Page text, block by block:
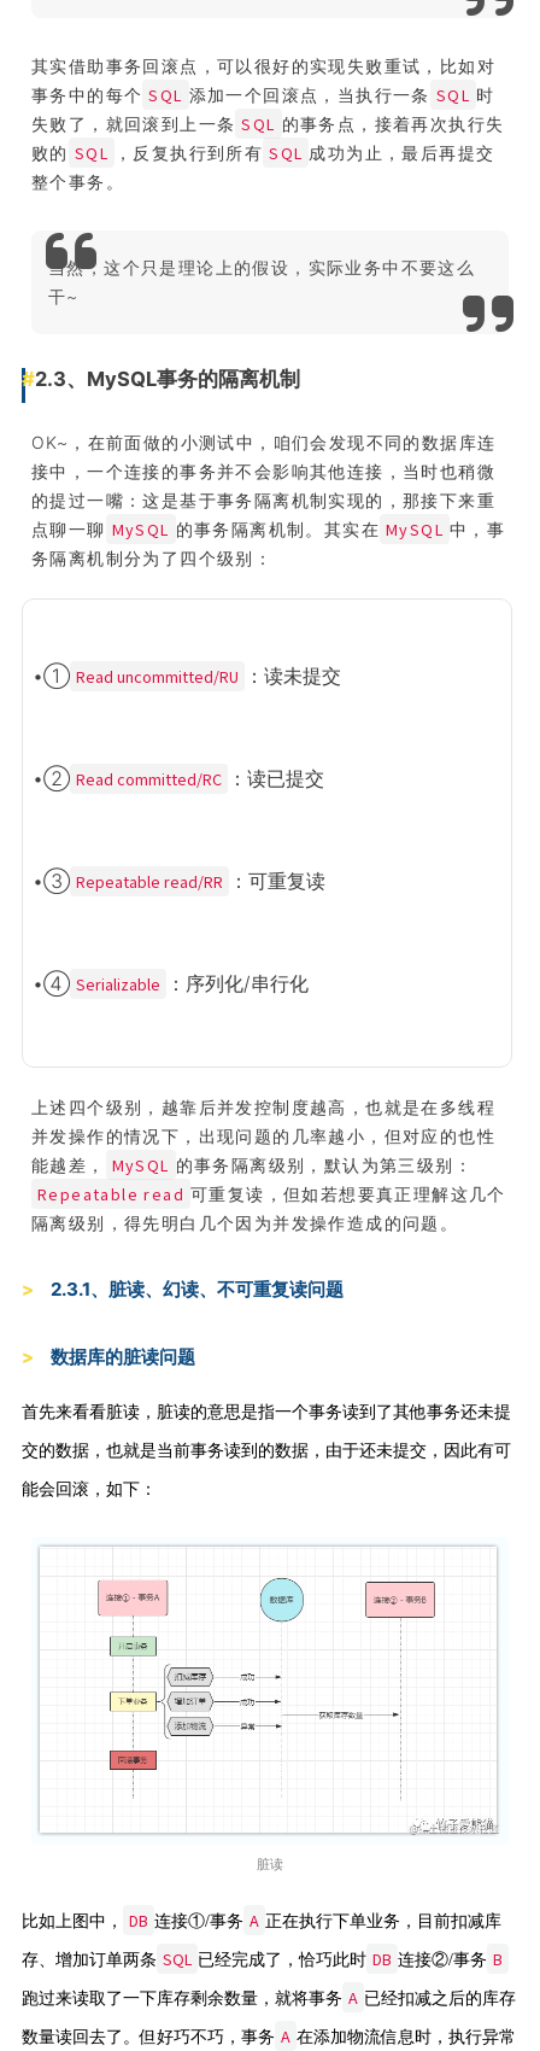
其实借助事务回滚点，可以很好的实现失败重试，比如对
事务中的每个 SQL 添加一个回滚点，当执行一条 SQL
时
失败了，就回滚到上一条 SQL
的事务点，接着再次执行失
败的 SQL ，反复执行到所有 SQL
成功为止，最后再提交
整个事务。
当然，这个只是理论上的假设，实际业务中不要这么
干~
2.3、MySQL事务的隔离机制
OK~，在前面做的小测试中，咱们会发现不同的数据库连
接中，一个连接的事务并不会影响其他连接，当时也稍微
的提过一嘴：这是基于事务隔离机制实现的，那接下来重
点聊一聊 MySQL 的事务隔离机制。其实在 MySQL 中，事
务隔离机制分为了四个级别：
•① Read uncommitted/RU ：读未提交
•② Read committed/RC ：读已提交
•③ Repeatable read/RR ：可重复读
•④ Serializable ：序列化/串行化
上述四个级别，越靠后并发控制度越高，也就是在多线程
并发操作的情况下，出现问题的几率越小，但对应的也性
能越差，
MySQL 的事务隔离级别，默认为第三级别：
Repeatable read 可重复读，但如若想要真正理解这几个
隔离级别，得先明白几个因为并发操作造成的问题。
2.3.1、脏读、幻读、不可重复读问题
数据库的脏读问题
首先来看看脏读，脏读的意思是指一个事务读到了其他事务还未提
交的数据，也就是当前事务读到的数据，由于还未提交，因此有可
能会回滚，如下：
脏读
比如上图中， DB 连接①/事务 A 正在执行下单业务，目前扣减库
存、增加订单两条 SQL 已经完成了，恰巧此时 DB 连接②/事务 B
跑过来读取了一下库存剩余数量，就将事务 A 已经扣减之后的库存
数量读回去了。但好巧不巧，事务 A 在添加物流信息时，执行异常